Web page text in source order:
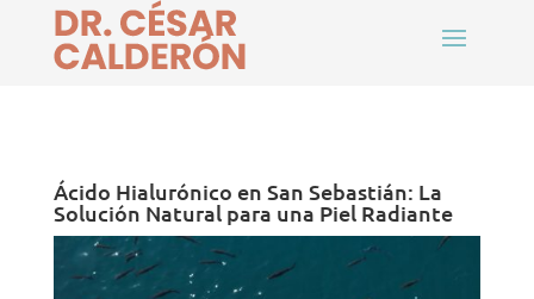
Ácido Hialurónico en San Sebastián: La
Solución Natural para una Piel Radiante